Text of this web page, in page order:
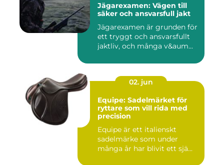
Jägarexamen: Vägen till
säker och ansvarsfull jakt
Jägarexamen är grunden för
ett tryggt och ansvarsfullt
jaktliv, och många v&aum...
02. jun
Equipe: Sadelmärket för
ryttare som vill rida med
precision
Equipe är ett italienskt
sadelmärke som under
många år har blivit ett sjä...